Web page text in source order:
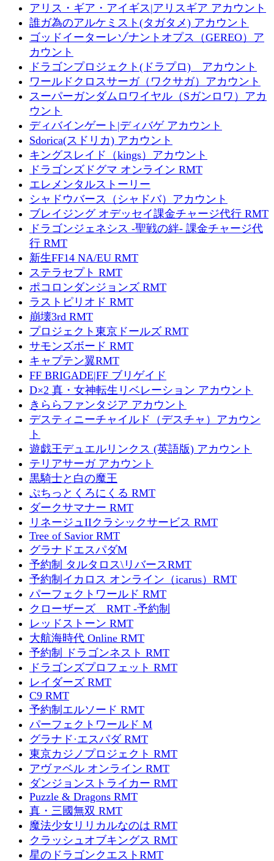
アリス・ギア・アイギス|アリスギア アカウント
誰ガ為のアルケミスト(タガタメ) アカウント
ゴッドイーターレゾナントオプス（GEREO）ア
カウント
ドラゴンプロジェクト(ドラプロ) アカウント
ワールドクロスサーガ（ワクサガ）アカウント
スーパーガンダムロワイヤル（Sガンロワ）アカ
ウント
ディバインゲート|ディバゲ アカウント
Sdorica(スドリカ) アカウント
キングスレイド（kings）アカウント
ドラゴンズドグマ オンライン RMT
エレメンタルストーリー
シャドウバース（シャドバ）アカウント
ブレイジング オデッセイ課金チャージ代行 RMT
ドラゴンジェネシス -聖戦の絆- 課金チャージ代
行 RMT
新生FF14 NA/EU RMT
ステラセプト RMT
ポコロンダンジョンズ RMT
ラストピリオド RMT
崩壊3rd RMT
プロジェクト東京ドールズ RMT
サモンズボード RMT
キャプテン翼RMT
FF BRIGADE|FF ブリゲイド
D×2 真・女神転生リベレーション アカウント
きららファンタジア アカウント
デスティニーチャイルド（デスチャ）アカウン
ト
遊戯王デュエルリンクス (英語版) アカウント
テリアサーガ アカウント
黒騎士と白の魔王
ぷちっとくろにくる RMT
ダークサマナー RMT
リネージュIIクラシックサービス RMT
Tree of Savior RMT
グラナドエスパダM
予約制 タルタロス\リバースRMT
予約制イカロス オンライン（icarus）RMT
パーフェクトワールド RMT
クローザーズ RMT -予約制
レッドストーン RMT
大航海時代 Online RMT
予約制 ドラゴンネスト RMT
ドラゴンズプロフェット RMT
レイダーズ RMT
C9 RMT
予約制エルソード RMT
パーフェクトワールド M
グラナド·エスパダ RMT
東京カジノプロジェクト RMT
アヴァベル オンライン RMT
ダンジョンストライカー RMT
Puzzle & Dragons RMT
真・三國無双 RMT
魔法少女リリカルなのは RMT
クラッシュオブキングス RMT
星のドラゴンクエストRMT